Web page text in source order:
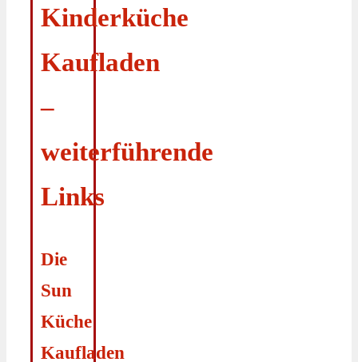
Kinderküche
Kaufladen
–
weiterführende
Links
Die
Sun
Küche
Kaufladen